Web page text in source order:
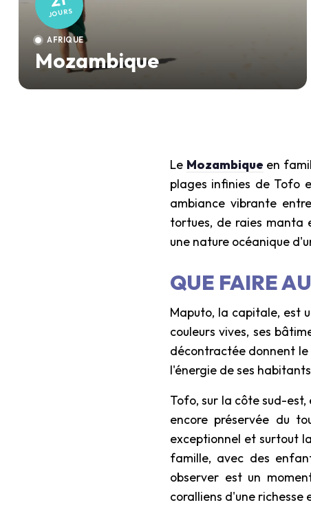
JOURS
AFRIQUE
Mozambique
Le Mozambique en
plages infinies de Tofo
ambiance vibrante
tortues, de raies manta
une nature océanique
QUE FAIRE
Maputo, la capitale, est
couleurs vives, ses
décontractée donnent
l'énergie de ses
Tofo, sur la côte sud-
encore préservée du
exceptionnel et surtout
famille, avec des
observer est un
coralliens d'une richesse